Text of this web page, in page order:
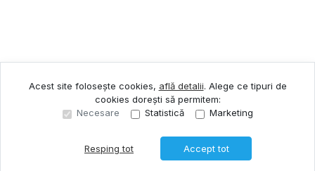
Acest site folosește cookies, află detalii. Alege ce tipuri de
cookies dorești să permitem:
Necesare
Statistică Marketing
Resping tot Accept tot